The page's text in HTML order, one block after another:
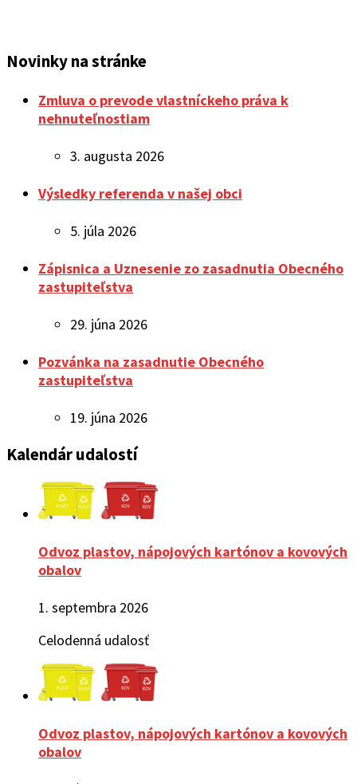
Novinky na stránke
Zmluva o prevode vlastníckeho práva k
nehnuteľnostiam
3. augusta 2026
Výsledky referenda v našej obci
5. júla 2026
Zápisnica a Uznesenie zo zasadnutia Obecného
zastupiteľstva
29. júna 2026
Pozvánka na zasadnutie Obecného
zastupiteľstva
19. júna 2026
Kalendár udalostí
Odvoz plastov, nápojových kartónov a kovových
obalov
1. septembra 2026
Celodenná udalosť
Odvoz plastov, nápojových kartónov a kovových
obalov